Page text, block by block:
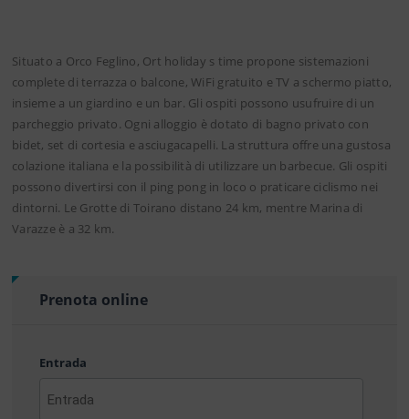
Situato a Orco Feglino, Ort holiday s time propone sistemazioni
complete di terrazza o balcone, WiFi gratuito e TV a schermo piatto,
insieme a un giardino e un bar. Gli ospiti possono usufruire di un
parcheggio privato. Ogni alloggio è dotato di bagno privato con
bidet, set di cortesia e asciugacapelli. La struttura offre una gustosa
colazione italiana e la possibilità di utilizzare un barbecue. Gli ospiti
possono divertirsi con il ping pong in loco o praticare ciclismo nei
dintorni. Le Grotte di Toirano distano 24 km, mentre Marina di
Varazze è a 32 km.
Prenota online
Entrada
AAAA